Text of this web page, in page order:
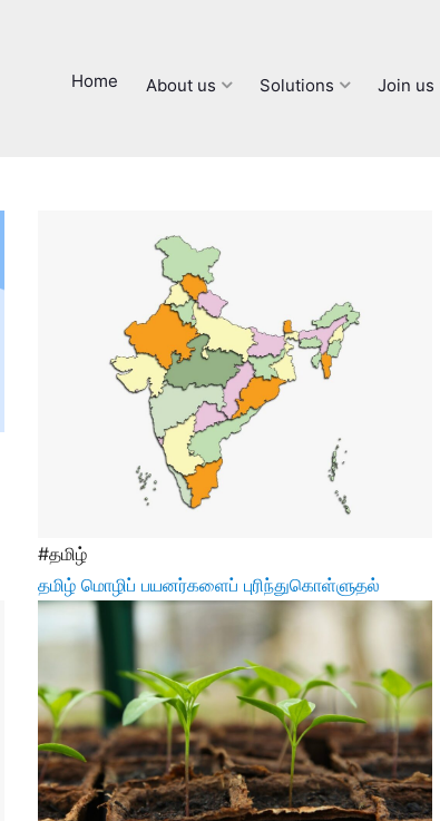
Home About us Solutions Join us
#தமிழ்
தமிழ் மொழிப் பயனர்களைப் புரிந்துகொள்ளுதல்